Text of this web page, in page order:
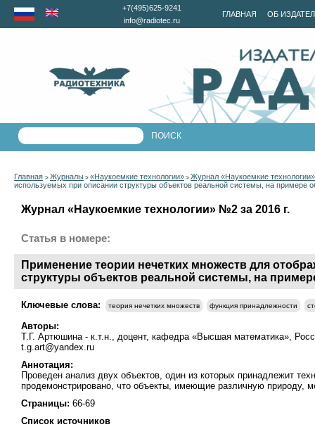
ГЛАВНАЯ ОБ
+7(495)625-9241
info@radiotec.ru
Главная > Журналы > «Наукоемкие технологии» > Журнал «Наукоемкие
используемых при описании структуры объектов реальной системы, на примере
Журнал «Наукоемкие технологии» №2 за 2016 г.
Статья в номере:
Применение теории нечетких множеств для
структуры объектов реальной системы, на
Ключевые слова: теория нечетких множеств функция принадлежности
Авторы:
Т.Г. Артюшина - к.т.н., доцент, кафедра «Высшая математика»,
t.g.art@yandex.ru
Аннотация:
Проведен анализ двух объектов, один из которых принадлежит
продемонстрировано, что объекты, имеющие различную природу,
Страницы: 66-69
Список источников